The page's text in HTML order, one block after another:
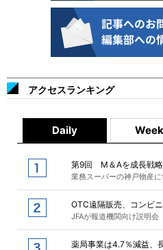
アクセスランキング
Daily
第9回 M＆Aを成長戦略
業務スーパーの神戸物産
OTC遠隔販売、コンビニ
JFAが報道機関向け説明会
薬局事業は4.7％減益、